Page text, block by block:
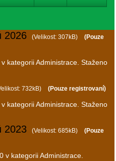
2026 (Velikost: 307kB)
(Pouze
v kategorii Administrace. Staženo
732kB) (Pouze registrovaní)
v kategorii Administrace. Staženo
2023 (Velikost: 685kB)
(Pouze
v kategorii Administrace.